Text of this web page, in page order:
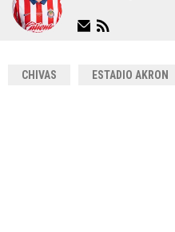
CHIVAS ESTADIO AKRON